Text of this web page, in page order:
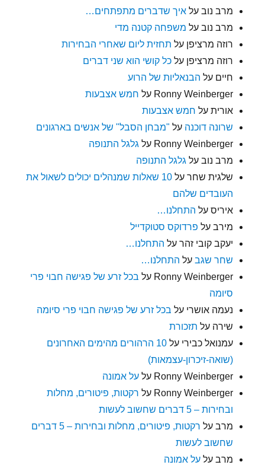
מרב נוב עלאיך שדברים מתפתחים…
מרב נוב על משפחה קטנה מדי
רוזה מרציפן על תחזית ליום שאחרי הבחירות
רוזה מרציפן עלכל קושי הוא שני דברים
חיים על הבנאליות של הרוע
Ronny Weinberger על חמש אצבעות
אורית על חמש אצבעות
שרונה דוכנה על "מבחן הסבל" של אנשים בארגונים
Ronny Weinberger על גלגל התנופה
מרב נוב על גלגל התנופה
שלגית שחר על
10 שאלות שמנהלים יכולים לשאול את
העובדים שלהם
איריס על התחלנו…
מירב על פרדוקס סטוקדייל
יעקב קובי זהר על התחלנו…
שחר שגב על התחלנו…
Ronny Weinberger על בכל זרע של פגישה חבוי פרי
סיומה
נעמה אושרי על בכל זרע של פגישה חבוי פרי סיומה
שירה על תזכורת
עמנואל כבירי על
10 הרהורים מהימים האחרונים
(שואה-זיכרון-עצמאות)
Ronny Weinberger עלעל אמונה
Ronny Weinberger על רקטות, פיטורים, מחלות
ובחירות – 5 דברים שחשוב לעשות
מרב על
רקטות, פיטורים, מחלות ובחירות – 5 דברים
שחשוב לעשות
מרב עלעל אמונה